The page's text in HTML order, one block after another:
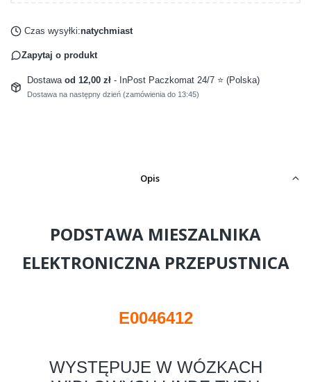
Czas wysyłki:natychmiast
Zapytaj o produkt
Dostawa od 12,00 zł - InPost Paczkomat 24/7 ⭐ (Polska)
Dostawa na następny dzień (zamówienia do 13:45)
Opis
PODSTAWA MIESZALNIKA
ELEKTRONICZNAPRZEPUSTNICA
E0046412
WYSTĘPUJE W WÓZKACH